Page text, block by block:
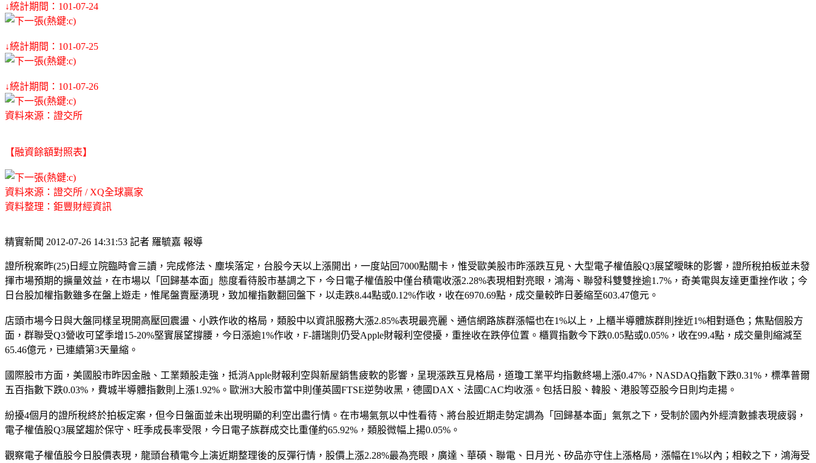
↓統計期間：101-07-24
↓統計期間：101-07-25
↓統計期間：101-07-26
資料來源：證交所
【融資餘額對照表】
資料來源：證交所 / XQ全球贏家
資料整理：鉅豐財經資訊
精實新聞 2012-07-26 14:31:53 記者 羅毓嘉 報導
證所稅案昨(25)日經立院臨時會三讀，完成修法、塵埃落定，台股今天以上漲開出，一度站回7000點關卡，惟受歐美股市昨漲跌互見、大型電子權值股Q3展望曖昧的影響，證所稅拍板並未發
揮市場預期的擴量效益，在市場以「回歸基本面」態度看待股市基調之下，今日電子權值股中僅台積電收漲2.28%表現相對亮眼，鴻海、聯發科雙雙挫逾1.7%，奇美電與友達更重挫作收；今
日台股加權指數雖多在盤上遊走，惟尾盤賣壓湧現，致加權指數翻回盤下，以走跌8.44點或0.12%作收，收在6970.69點，成交量較昨日萎縮至603.47億元。
店頭市場今日與大盤同樣呈現開高壓回震盪、小跌作收的格局，類股中以資訊服務大漲2.85%表現最亮麗、通信網路族群漲幅也在1%以上，上櫃半導體族群則挫近1%相對遜色；焦點個股方
面，群聯受Q3營收可望季增15-20%堅實展望撐腰，今日漲逾1%作收，F-譜瑞則仍受Apple財報利空侵擾，重挫收在跌停位置。櫃買指數今下跌0.05點或0.05%，收在99.4點，成交量則縮減至
65.46億元，已連續第3天量縮。
國際股市方面，美國股市昨因金融、工業類股走強，抵消Apple財報利空與新屋銷售疲軟的影響，呈現漲跌互見格局，道瓊工業平均指數終場上漲0.47%，NASDAQ指數下跌0.31%，標準普爾
五百指數下跌0.03%，費城半導體指數則上漲1.92%。歐洲3大股市當中則僅英國FTSE逆勢收黑，德國DAX、法國CAC均收漲。包括日股、韓股、港股等亞股今日則均走揚。
紛擾4個月的證所稅終於拍板定案，但今日盤面並未出現明顯的利空出盡行情。在市場氣氛以中性看待、將台股近期走勢定調為「回歸基本面」氣氛之下，受制於國內外經濟數據表現疲弱，
電子權值股Q3展望趨於保守、旺季成長率受限，今日電子族群成交比重僅約65.92%，類股微幅上揚0.05%。
觀察電子權值股今日股價表現，龍頭台積電今上演近期整理後的反彈行情，股價上漲2.28%最為亮眼，廣達、華碩、聯電、日月光、矽品亦守住上漲格局，漲幅在1%以內；相較之下，鴻海受